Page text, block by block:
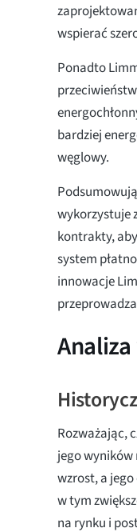
wspierać
Ponadto
bardziej
węglowy.
wykorzystuje
kontrakty,
system
innowacje
Rozważając,
jego wyników
wzrost, a
w tym
na rynku i